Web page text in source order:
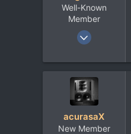
Well-Known
Member
19 Июн 2012
6.481
www.skbprost.ru
acurasaX
New Member